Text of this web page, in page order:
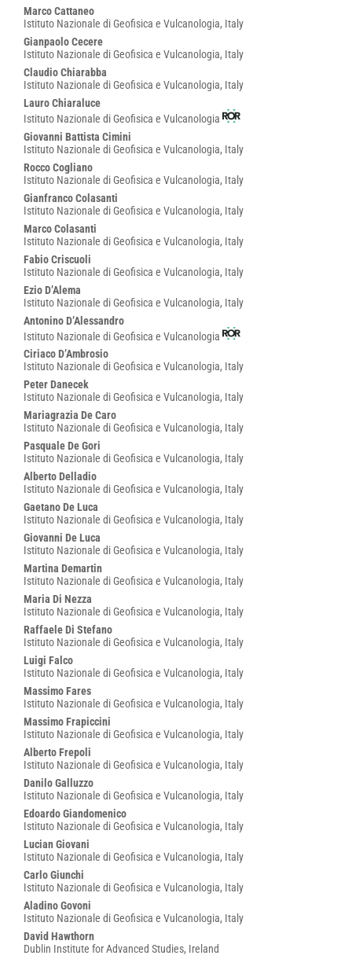
Marco Cattaneo
Istituto Nazionale di Geofisica e Vulcanologia, Italy
Gianpaolo Cecere
Istituto Nazionale di Geofisica e Vulcanologia, Italy
Claudio Chiarabba
Istituto Nazionale di Geofisica e Vulcanologia, Italy
Lauro Chiaraluce
Istituto Nazionale di Geofisica e Vulcanologia
Giovanni Battista Cimini
Istituto Nazionale di Geofisica e Vulcanologia, Italy
Rocco Cogliano
Istituto Nazionale di Geofisica e Vulcanologia, Italy
Gianfranco Colasanti
Istituto Nazionale di Geofisica e Vulcanologia, Italy
Marco Colasanti
Istituto Nazionale di Geofisica e Vulcanologia, Italy
Fabio Criscuoli
Istituto Nazionale di Geofisica e Vulcanologia, Italy
Ezio D’Alema
Istituto Nazionale di Geofisica e Vulcanologia, Italy
Antonino D’Alessandro
Istituto Nazionale di Geofisica e Vulcanologia
Ciriaco D’Ambrosio
Istituto Nazionale di Geofisica e Vulcanologia, Italy
Peter Danecek
Istituto Nazionale di Geofisica e Vulcanologia, Italy
Mariagrazia De Caro
Istituto Nazionale di Geofisica e Vulcanologia, Italy
Pasquale De Gori
Istituto Nazionale di Geofisica e Vulcanologia, Italy
Alberto Delladio
Istituto Nazionale di Geofisica e Vulcanologia, Italy
Gaetano De Luca
Istituto Nazionale di Geofisica e Vulcanologia, Italy
Giovanni De Luca
Istituto Nazionale di Geofisica e Vulcanologia, Italy
Martina Demartin
Istituto Nazionale di Geofisica e Vulcanologia, Italy
Maria Di Nezza
Istituto Nazionale di Geofisica e Vulcanologia, Italy
Raffaele Di Stefano
Istituto Nazionale di Geofisica e Vulcanologia, Italy
Luigi Falco
Istituto Nazionale di Geofisica e Vulcanologia, Italy
Massimo Fares
Istituto Nazionale di Geofisica e Vulcanologia, Italy
Massimo Frapiccini
Istituto Nazionale di Geofisica e Vulcanologia, Italy
Alberto Frepoli
Istituto Nazionale di Geofisica e Vulcanologia, Italy
Danilo Galluzzo
Istituto Nazionale di Geofisica e Vulcanologia, Italy
Edoardo Giandomenico
Istituto Nazionale di Geofisica e Vulcanologia, Italy
Lucian Giovani
Istituto Nazionale di Geofisica e Vulcanologia, Italy
Carlo Giunchi
Istituto Nazionale di Geofisica e Vulcanologia, Italy
Aladino Govoni
Istituto Nazionale di Geofisica e Vulcanologia, Italy
David Hawthorn
Dublin Institute for Advanced Studies, Ireland